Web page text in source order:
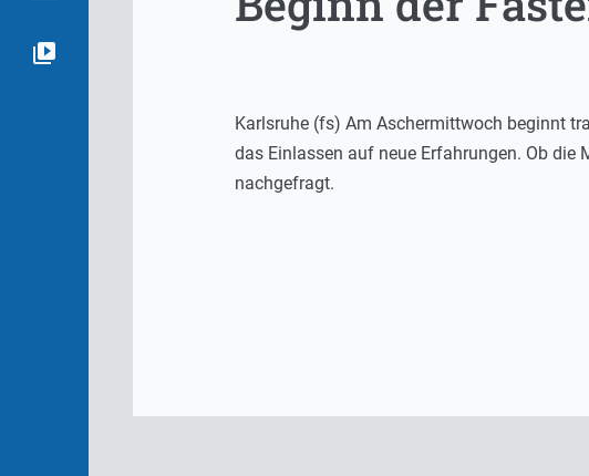
Karlsruhe (fs) Am Aschermittwoch beginnt
das Einlassen auf neue Erfahrungen. Ob
nachgefragt.